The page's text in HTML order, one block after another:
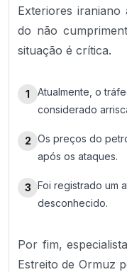
Exteriores iraniano
do não
situação é crítica.
1
Atualmente, o
considerado
2 Os preços do
após os ataques.
3 Foi registrado um
desconhecido.
Por fim,
Estreito de Ormuz